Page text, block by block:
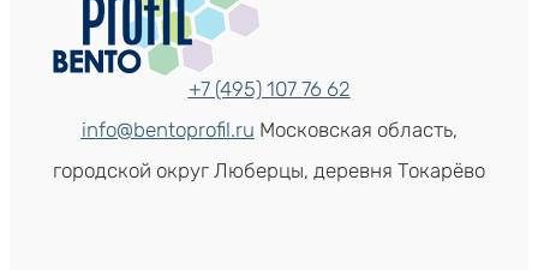
+7 (495) 107 76 62
info@bentoprofil.ru Московская область,
городской округ Люберцы, деревня Токарёво